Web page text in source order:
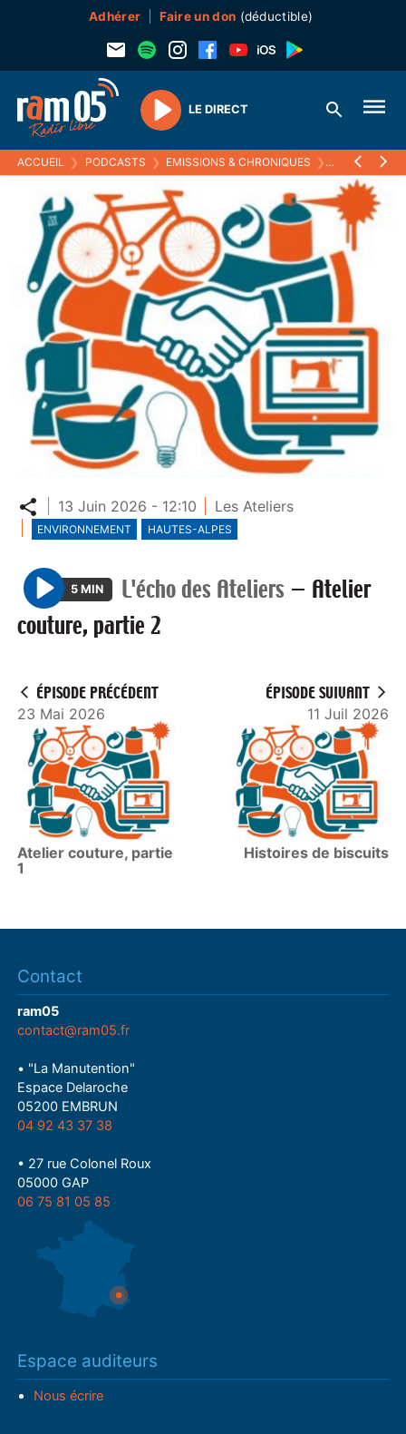
Adhérer Faire un don (déductible)
Play
LE DIRECT
ACCUEIL ❯ PODCASTS ❯ EMISSIONS & CHRONIQUES ❯ L'ÉCHO DES
Partager
13 Juin 2026 - 12:10 Les Ateliers
ENVIRONNEMENT HAUTES-ALPES
P
l
5 MIN L'écho des Ateliers — Atelier
couture, partie 2
ÉPISODE PRÉCÉDENT
23 Mai 2026
Atelier couture, partie
1
ÉPISODE SUIVANT
11 Juil 2026
Histoires de biscuits
Contact
ram05
contact@ram05.fr
• "La Manutention"
Espace Delaroche
05200 EMBRUN
04 92 43 37 38
• 27 rue Colonel Roux
05000 GAP
06 75 81 05 85
Espace auditeurs
Nous écrire